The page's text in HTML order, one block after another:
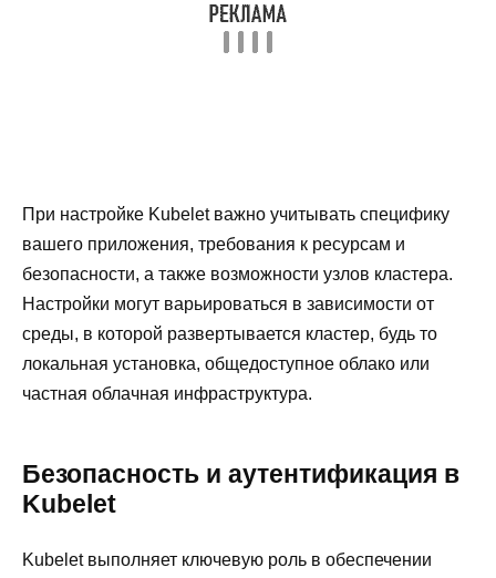
При настройке Kubelet важно учитывать специфику
вашего приложения, требования к ресурсам и
безопасности, а также возможности узлов кластера.
Настройки могут варьироваться в зависимости от
среды, в которой развертывается кластер, будь то
локальная установка, общедоступное облако или
частная облачная инфраструктура.
Безопасность и аутентификация в
Kubelet
Kubelet выполняет ключевую роль в обеспечении